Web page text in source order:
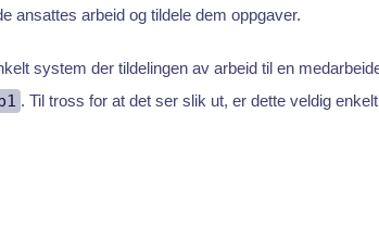
ansattes arbeid og tildele dem oppgaver.
system der tildelingen av arbeid til en
. Til tross for at det ser slik ut, er dette veldig